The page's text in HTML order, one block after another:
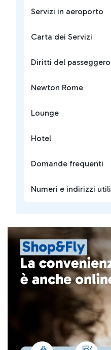
Servizi in aeroporto
Carta dei Servizi
Diritti del passeggero
Newton Rome
Lounge
Hotel
Domande frequenti
Numeri e indirizzi utili